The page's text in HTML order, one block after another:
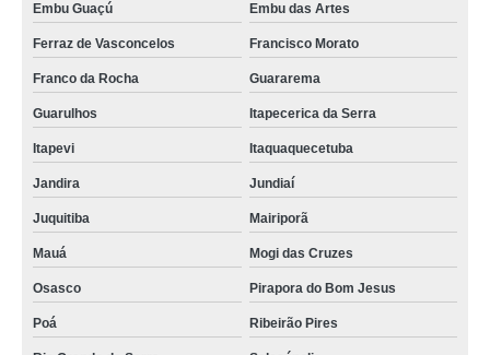
Embu Guaçú Embu das Artes
Ferraz de Vasconcelos Francisco Morato
Franco da Rocha Guararema
Guarulhos Itapecerica da Serra
Itapevi Itaquaquecetuba
Jandira Jundiaí
Juquitiba Mairiporã
Mauá Mogi das Cruzes
Osasco Pirapora do Bom Jesus
Poá Ribeirão Pires